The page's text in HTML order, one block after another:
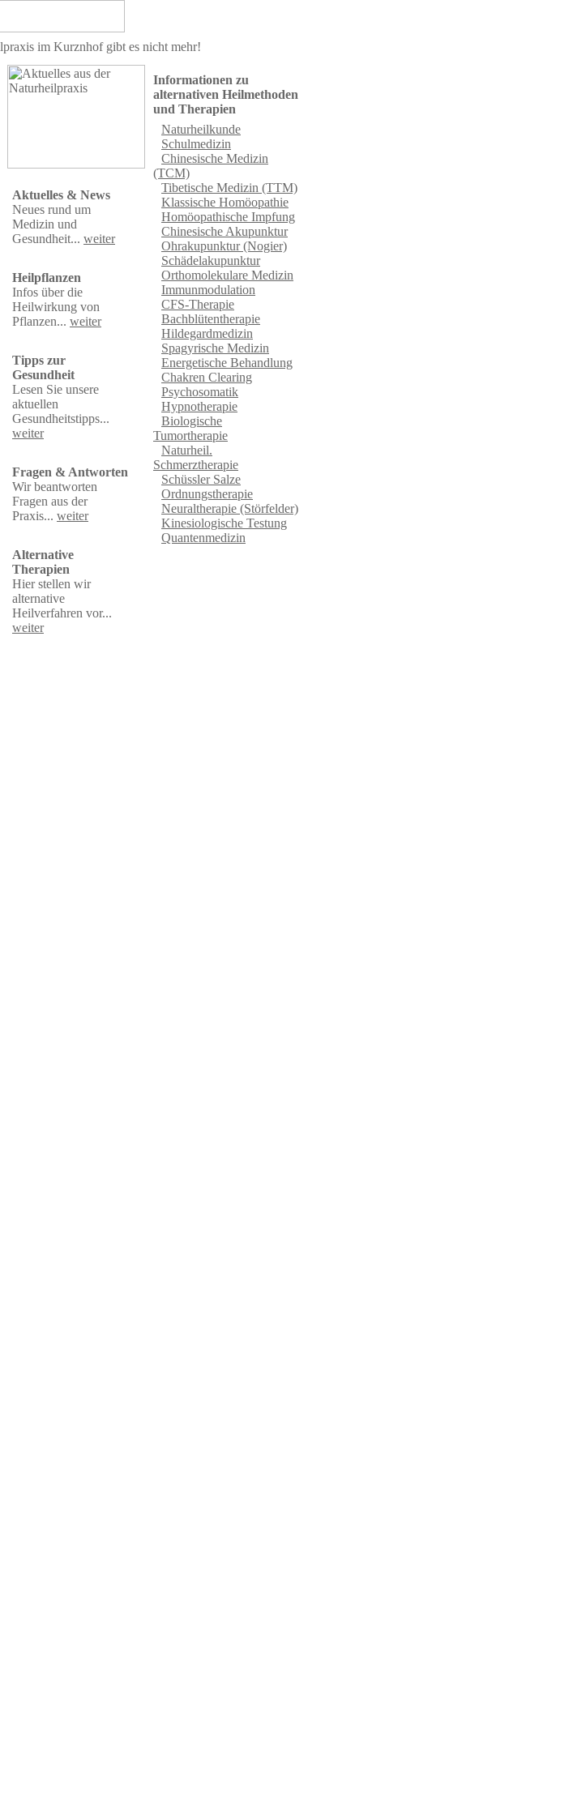
im Kurznhof gibt es nicht mehr!
Aktuelles & News
Neues rund um
Medizin und
Gesundheit... weiter
Heilpflanzen
Infos über die
Heilwirkung von
Pflanzen... weiter
Tipps zur
Gesundheit
Lesen Sie unsere
aktuellen
Gesundheitstipps...
weiter
Fragen & Antworten
Wir beantworten
Fragen aus der
Praxis... weiter
Alternative
Therapien
Hier stellen wir
alternative
Heilverfahren vor...
weiter
Informationen zu
alternativen Heilmethoden
und Therapien
Naturheilkunde
Schulmedizin
Chinesische Medizin
(TCM)
Tibetische Medizin (TTM)
Klassische Homöopathie
Homöopathische Impfung
Chinesische Akupunktur
Ohrakupunktur (Nogier)
Schädelakupunktur
Orthomolekulare Medizin
Immunmodulation
CFS-Therapie
Bachblütentherapie
Hildegardmedizin
Spagyrische Medizin
Energetische Behandlung
Chakren Clearing
Psychosomatik
Hypnotherapie
Biologische
Tumortherapie
Naturheil.
Schmerztherapie
Schüssler Salze
Ordnungstherapie
Neuraltherapie (Störfelder)
Kinesiologische Testung
Quantenmedizin